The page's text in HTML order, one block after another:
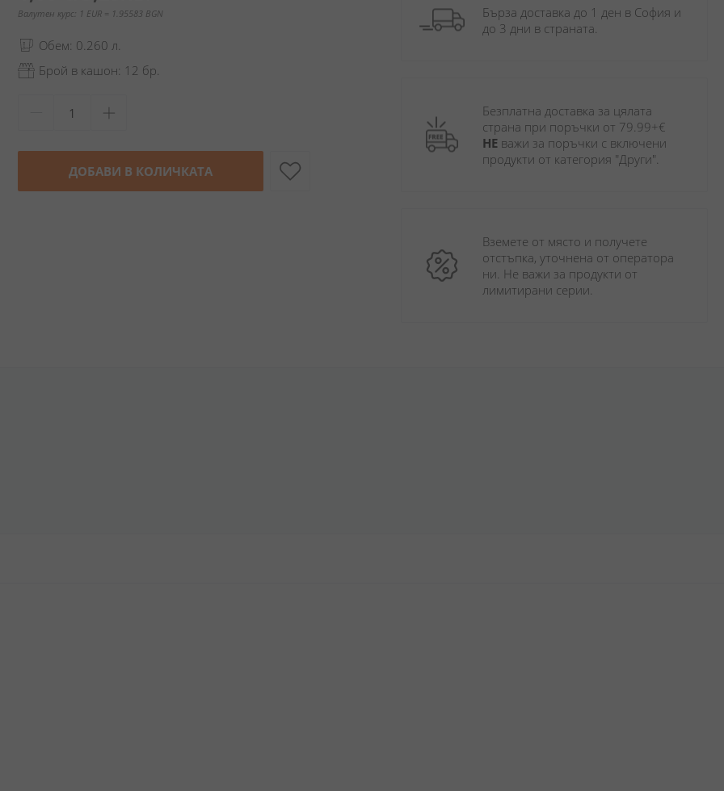
Валутен курс: 1 EUR = 1.95583 BGN
Обем: 0.260 л.
Брой в кашон: 12 бр.
ДОБАВИ В КОЛИЧКАТА
Бърза доставка до 1 ден в София и
до 3 дни в страната.
Безплатна доставка за цялата
НЕ важи за поръчки с включени
продукти от категория "Други".
Вземете от място и получете
отстъпка, уточнена от оператора
ни. Не важи за продукти от
лимитирани серии.